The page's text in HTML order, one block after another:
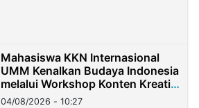
Mahasiswa KKN Internasional
UMM Kenalkan Budaya Indonesia
melalui Workshop Konten Kreatif
di Taiwan
04/08/2026 - 10:27